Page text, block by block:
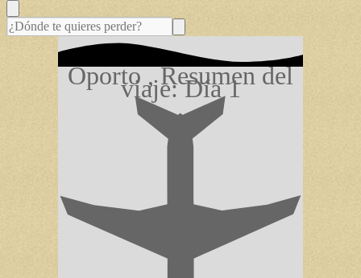
Oporto , Resumen del
viaje: Día 1